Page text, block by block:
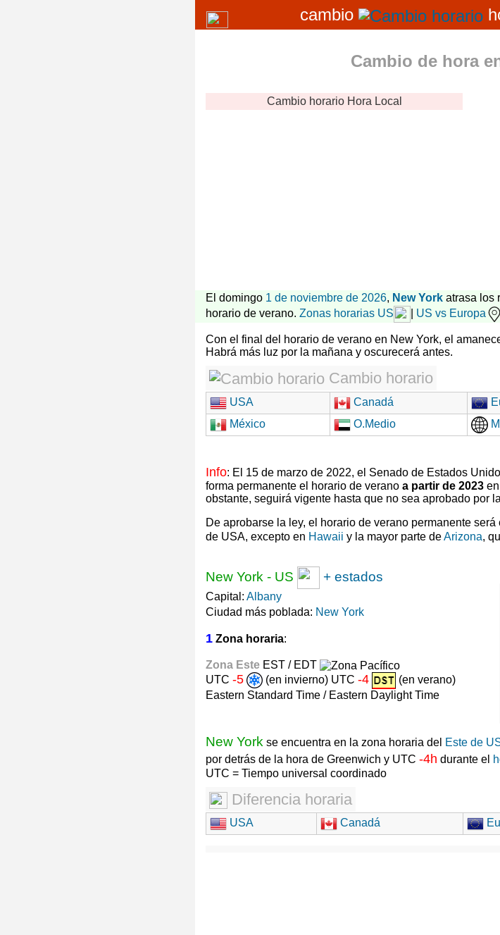
cambio
Cambio de hora
Cambio horario Hora Local
El domingo 1 de noviembre de 2026, New York atrasa los
horario de verano. Zonas horarias US US vs Europa
Con el final del horario de verano en New York, el
Habrá más luz por la mañana y oscurecerá antes.
Cambio horario
USA Canadá
México
O.Medio
Info: El 15 de marzo de 2022, el Senado de Estados
forma permanente el horario de verano a partir de 2023
obstante, seguirá vigente hasta que no sea aprobado por
De aprobarse la ley, el horario de verano permanente
de USA, excepto en Hawaii y la mayor parte deArizona,
New York - US + estados
Capital: Albany
Ciudad más poblada: New York
1 Zona horaria:
Zona Este EST / EDT
UTC -5 (en invierno) UTC -4
(en verano)
Eastern Standard Time / Eastern Daylight Time
New York se encuentra en la zona horaria del Este de
por detrás de la hora de Greenwich y UTC -4h durante el
UTC = Tiempo universal coordinado
Diferencia horaria
USA Canadá